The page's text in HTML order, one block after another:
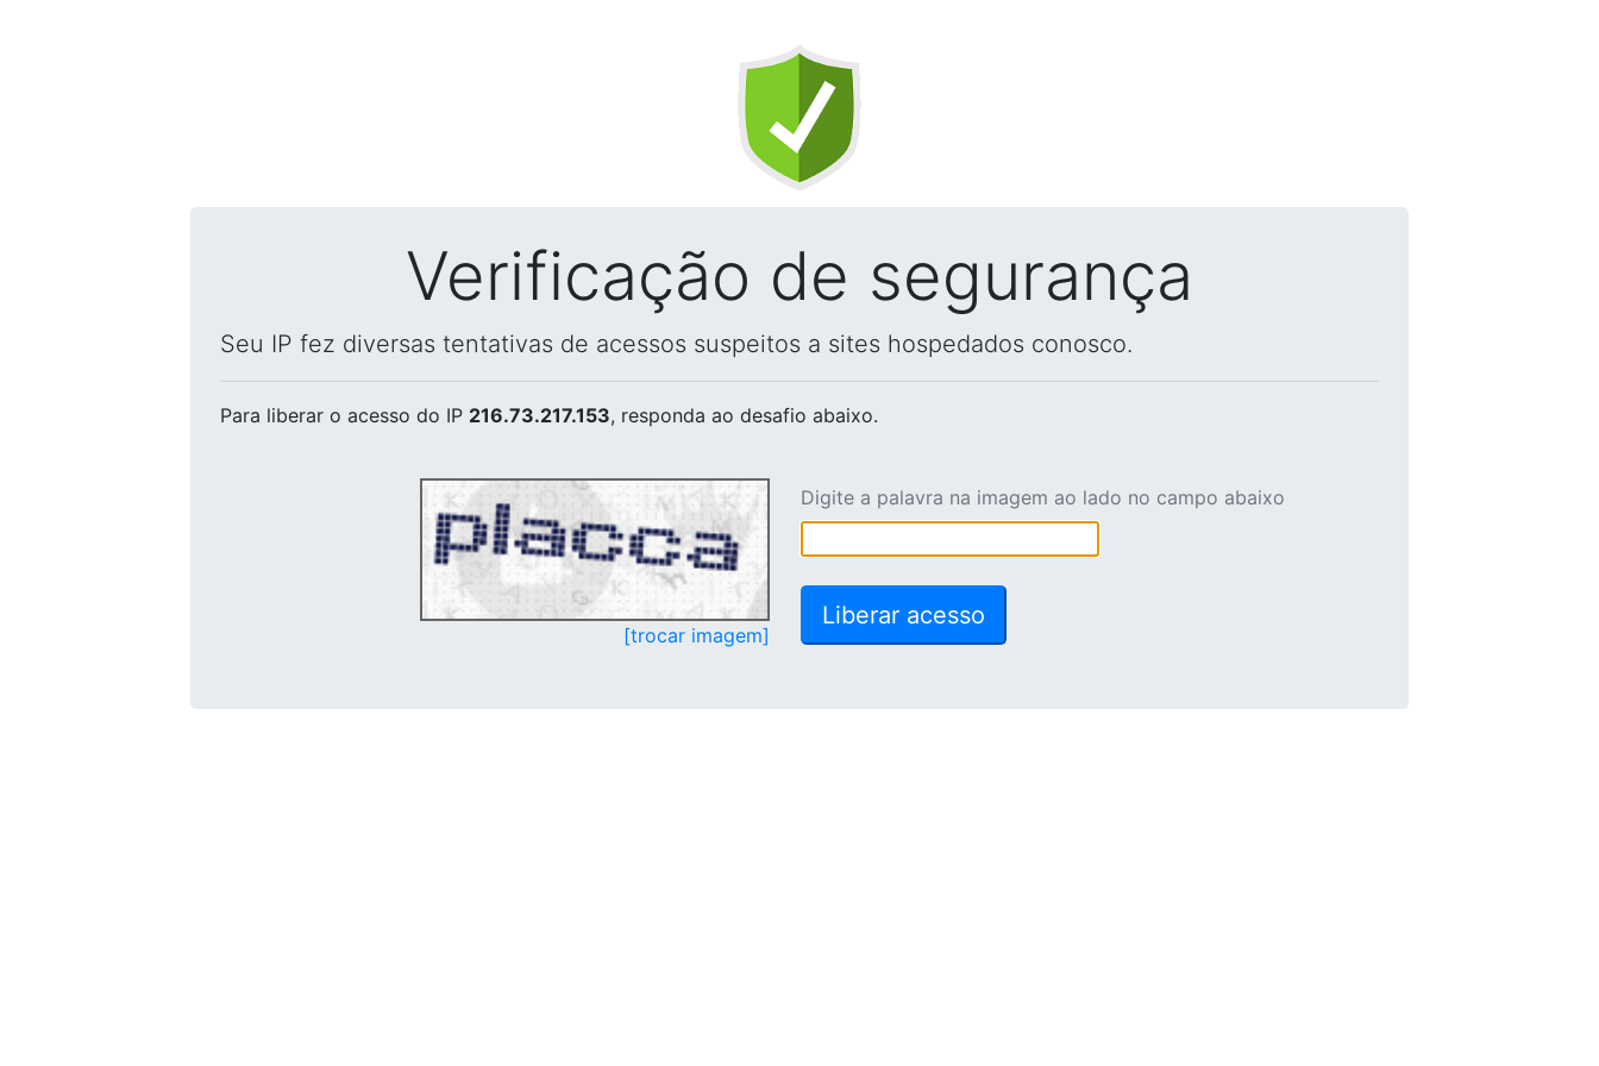
Verificação de segurança
Seu IP fez diversas tentativas de acessos suspeitos a sites hospedados conosco.
Para liberar o acesso do IP 216.73.217.153, responda ao desafio abaixo.
[trocar imagem]
Digite a palavra na imagem ao lado no campo abaixo